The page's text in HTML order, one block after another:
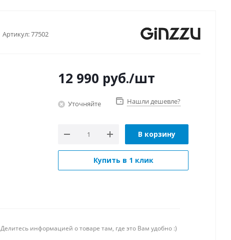
Артикул:77502
12 990 руб./шт
Уточняйте Нашли дешевле?
В корзину
Купить в 1 клик
Делитесь информацией о товаре там, где это Вам удобно :)